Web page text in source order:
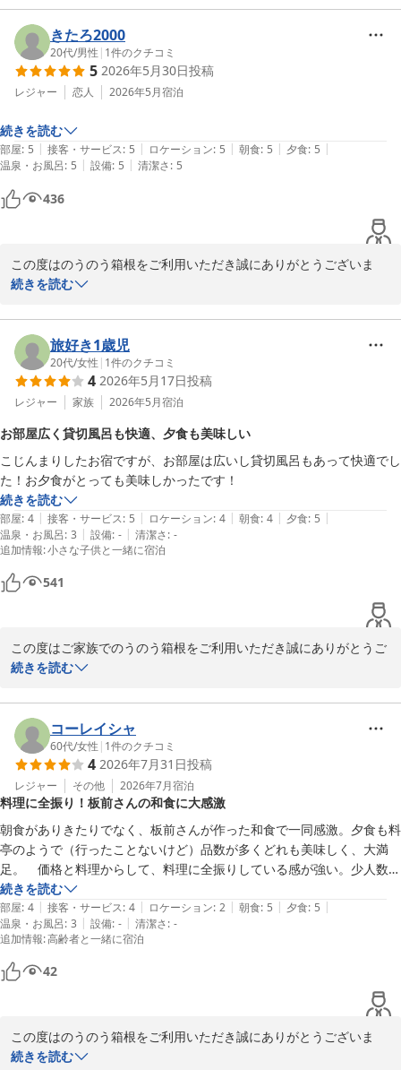
け安心いたしました。今後も現状に満足せず日々レベルの向上をス
タッフ一同目指して参ります。当館では季節に合わせ夕食の変更を
行っております。是非季節を変えて当館に再来頂ければ幸いでござ
います。ありがとうございました。
のうのう箱根スタッフ一同
2026-08-08
きたろ2000
20代/男性 | 1件のクチコミ
5 2026年5月30日投稿
レジャー 恋人 2026年5月宿泊
続きを読む
部屋: 5 | 接客・サービス: 5 | ロケーション: 5 | 朝食: 5 | 夕食: 5 |
温泉・お風呂: 5 | 設備: 5 | 清潔さ: 5
436
この度はのうのう箱根をご利用いただき誠にありがとうございま
す。またご丁寧にご滞在中のお写真をご投稿頂きお礼申し上げま
して参ります。是非また箱根にお越しになられる際は当館に再来く
ださいませ。ありがとうございました。
のうのう箱根スタッフ一同
強羅温泉 強羅にごりの湯宿 のうのう箱根
続きを読む
旅好き1歳児
20代/女性 | 1件のクチコミ
4 2026年5月17日投稿
レジャー 家族 2026年5月宿泊
お部屋広く貸切風呂も快適、夕食も美味しい
こじんまりしたお宿ですが、お部屋は広いし貸切風呂もあって快適でし
た！お夕食がとっても美味しかったです！
続きを読む
部屋: 4 | 接客・サービス: 5 | ロケーション: 4 | 朝食: 4 | 夕食: 5 |
温泉・お風呂: 3 | 設備: - | 清潔さ: -
追加情報:小さな子供と一緒に宿泊
541
この度はご家族でのうのう箱根をご利用いただき誠にありがとうご
ざいます。またご丁寧に貴重なご滞在のご感想をご投稿頂きお礼申
頂け調理スタッフ一同大変嬉しく思っております。頂きましたお言
葉を励みに季節ごとに変更しているメニュー作成をより良いものが
出来る様に精進します。是非季節を変えてご家族揃って当館に再来
くださいませ。
のうのう箱根スタッフ一同
強羅温泉 強羅にごりの湯宿 のうのう箱根
2026-05-17
続きを読む
コーレイシャ
60代/女性 | 1件のクチコミ
4 2026年7月31日投稿
レジャー その他 2026年7月宿泊
料理に全振り！板前さんの和食に大感激
朝食がありきたりでなく、板前さんが作った和食で一同感激。夕食も料
亭のようで（行ったことないけど）品数が多くどれも美味しく、大満
足。　価格と料理からして、料理に全振りしている感が強い。少人数で
回しているようで、普通のサービスがなかったり不便なことも。とはい
うものの、従業員の方々は親切で、気分よく過ごせました。
続きを読む
部屋: 4 | 接客・サービス: 4 | ロケーション: 2 | 朝食: 5 | 夕食: 5 |
温泉・お風呂: 3 | 設備: - | 清潔さ: -
追加情報:高齢者と一緒に宿泊
42
この度はのうのう箱根をご利用いただき誠にありがとうございま
す。またご丁寧に貴重なご滞在のご感想をご投稿頂きお礼申し上げ
続きを読む